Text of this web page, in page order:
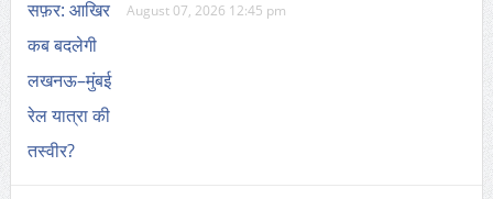
August 07, 2026 12:45 pm